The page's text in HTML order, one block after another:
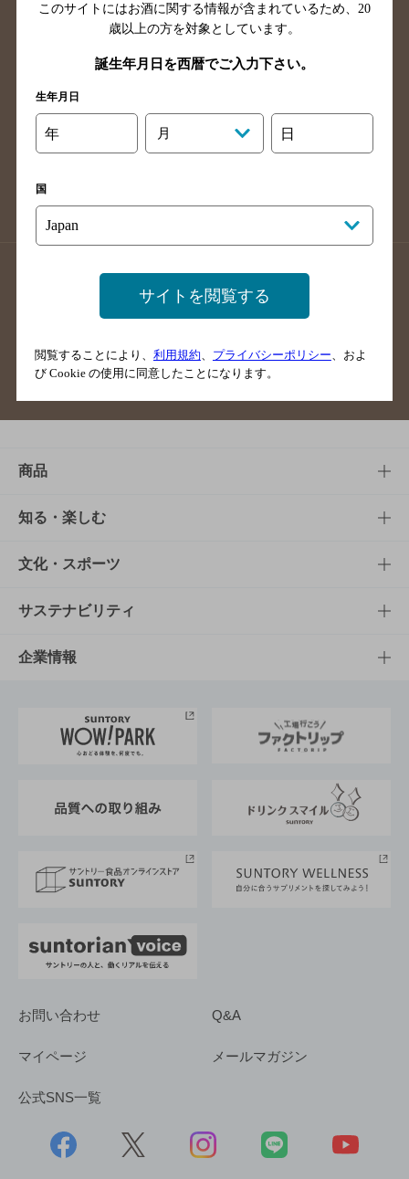
山口県のバー検索
鳥取県のバー検索
島根県のバー検索
徳島県のバー検索
香川県のバー検索
愛媛県のバー検索
高知県のバー検索
長崎県のバー検索
佐賀県のバー検索
大分県のバー検索
熊本県のバー検索
沖縄県のバー検索
店舗登録方法のご案内
店舗情報更新方法のご案内
掲載店舗様ログイン
ご意見・ご感想
商品
商品TOP
商品一覧
商品発売情報
栄養成分一覧
知る・楽しむ
知る・楽しむTOP
キャンペーン
工場見学
地域情報
文化・スポーツ
文化・スポーツTOP
サントリーホール
サントリーサンバーズ大阪
サステナビリティ
サステナビリティTOP
サントリーが考えるサステナビリティ経営
企業情報
企業概要
採用情報
お問い合わせ Q&A
マイページ メールマガジン
公式SNS一覧
このサイトにはお酒に関する情報が含まれているため、 20
歳以上の方を対象としています。
誕生年月日を西暦でご入力下さい。
生年月日
年 月 日
国
サイトを閲覧する
閲覧することにより、 利用規約 プライバシーポリシー 、およ
び Cookie の使用に同意したことになります。